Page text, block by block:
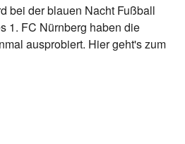
bei der blauen Nacht Fußball
1. FC Nürnberg haben die
ausprobiert. Hier geht's zum